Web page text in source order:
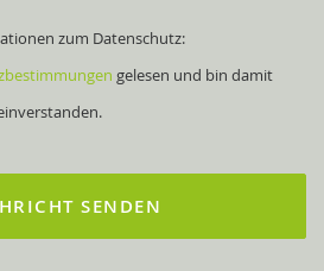
zum Datenschutz:
gelesen und bin damit